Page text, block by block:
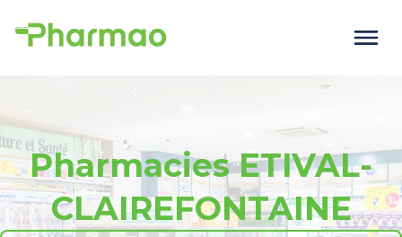
Pharmacies ETIVAL-
CLAIREFONTAINE